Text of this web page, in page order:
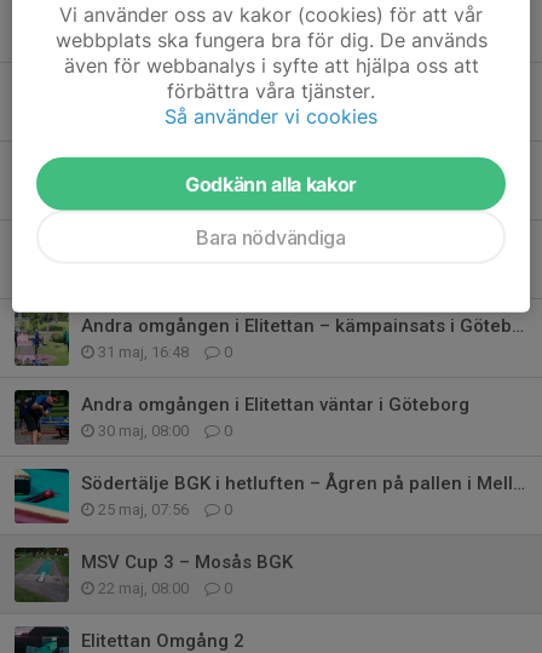
Tidigare nyheter
20 jul, 09:16 1
En sommarhälsning från oss på Sponsorhuset ☀️
30 jun, 20:15 0
Andra omgången i Elitettan – kämpainsats i Göteborg
31 maj, 16:48 0
Andra omgången i Elitettan väntar i Göteborg
30 maj, 08:00 0
Södertälje BGK i hetluften – Ågren på pallen i Mellansvenska Cupens deltävl
25 maj, 07:56 0
MSV Cup 3 – Mosås BGK
22 maj, 08:00 0
Elitettan Omgång 2
Vi använder oss av kakor (cookies) för att vår
webbplats ska fungera bra för dig. De används
även för webbanalys i syfte att hjälpa oss att
förbättra våra tjänster.
Så använder vi cookies
Godkänn alla kakor
Bara nödvändiga